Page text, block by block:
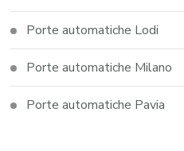
Porte automatiche Lodi
Porte automatiche Milano
Porte automatiche Pavia